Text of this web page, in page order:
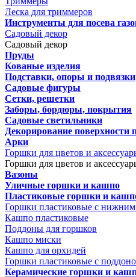
Леска для триммеров
Инструменты для посева
Садовый декор
Садовый декор
Пруды
Кованые изделия
Подставки, опоры и подвязки
Садовые фигуры
Сетки, решетки
Заборы, бордюры, покрытия
Садовые светильники
Декорирование поверхности
Арки
Горшки для цветов и
Горшки для цветов и
Вазоны
Уличные горшки и кашпо
Пластиковые горшки и
Горшки пластиковые с
Кашпо пластиковые
Поддоны для горшков
Кашпо миски
Кашпо для орхидей
Горшки пластиковые с
Керамические горшки и